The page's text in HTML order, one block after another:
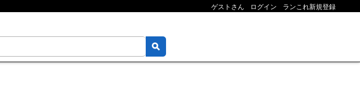
ゲストさん ログイン ランこれ新規登録